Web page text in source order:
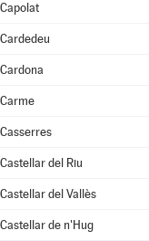
Capolat
Cardedeu
Cardona
Carme
Casserres
Castellar del Riu
Castellar del Vallès
Castellar de n'Hug